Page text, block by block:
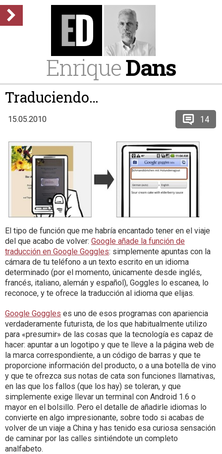
EnriqueDans
Traduciendo…
15.05.2010 14
El tipo de función que me habría encantado tener en el viaje
del que acabo de volver: Google añade la función de
traducción en Google Goggles: simplemente apuntas con la
cámara de tu teléfono a un texto escrito en un idioma
determinado (por el momento, únicamente desde inglés,
francés, italiano, alemán y español), Goggles lo escanea, lo
reconoce, y te ofrece la traducción al idioma que elijas.
Google Goggles es uno de esos programas con apariencia
verdaderamente futurista, de los que habitualmente utilizo
para «presumir» de las cosas que la tecnología es capaz de
hacer: apuntar a un logotipo y que te lleve a la página web de
la marca correspondiente, a un código de barras y que te
proporcione información del producto, o a una botella de vino
y que te ofrezca sus notas de cata son funciones llamativas,
en las que los fallos (que los hay) se toleran, y que
simplemente exige llevar un terminal con Android 1.6 o
mayor en el bolsillo. Pero el detalle de añadirle idiomas lo
convierte en algo impresionante, sobre todo si acabas de
volver de un viaje a China y has tenido esa curiosa sensación
de caminar por las calles sintiéndote un completo
analfabeto.